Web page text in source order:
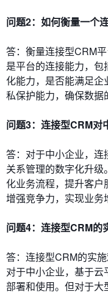
问题2：如何衡量一个
答：衡量连接型CRM
是平台的连接能力，
化能力，是否能满足
私保护能力，确保数据
问题3：连接型CRM对
答：对于中小企业，
关系管理的数字化升
化业务流程，提升客
增强竞争力，实现业务
问题4：连接型CRM的
答：连接型CRM的实
对于中小企业，基于
部署和使用。但对于